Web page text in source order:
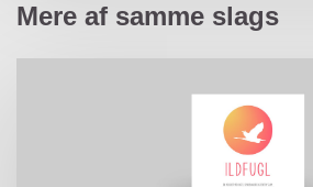
Mere af samme slags